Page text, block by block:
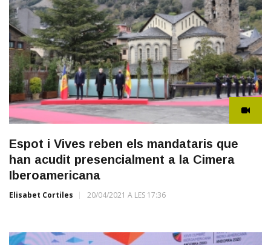
Espot i Vives reben els mandataris que
han acudit presencialment a la Cimera
Iberoamericana
Elisabet Cortiles 20/04/2021 A LES 17:36